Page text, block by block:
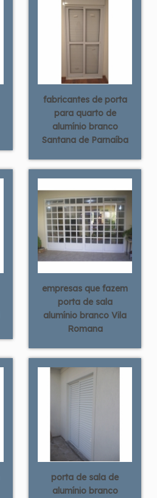
fabricantes de porta
para quarto de
alumínio branco
Santana de Parnaíba
empresas que fazem
porta de sala
alumínio branco Vila
Romana
porta de sala de
alumínio branco